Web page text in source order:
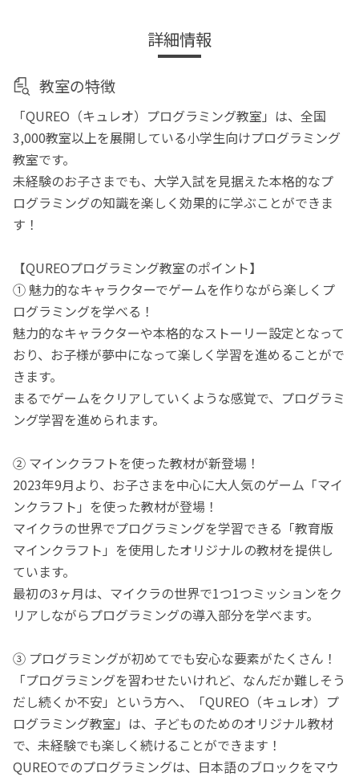
詳細情報
教室の特徴
「QUREO（キュレオ）プログラミング教室」は、全国
3,000教室以上を展開している小学生向けプログラミング
教室です。
未経験のお子さまでも、大学入試を見据えた本格的なプ
ログラミングの知識を楽しく効果的に学ぶことができま
す！
【QUREOプログラミング教室のポイント】
① 魅力的なキャラクターでゲームを作りながら楽しくプ
ログラミングを学べる！
魅力的なキャラクターや本格的なストーリー設定となって
おり、お子様が夢中になって楽しく学習を進めることがで
きます。
まるでゲームをクリアしていくような感覚で、プログラミ
ング学習を進められます。
② マインクラフトを使った教材が新登場！
2023年9月より、お子さまを中心に大人気のゲーム「マイ
ンクラフト」を使った教材が登場！
マイクラの世界でプログラミングを学習できる「教育版
マインクラフト」を使用したオリジナルの教材を提供し
ています。
最初の3ヶ月は、マイクラの世界で1つ1つミッションをク
リアしながらプログラミングの導入部分を学べます。
③ プログラミングが初めてでも安心な要素がたくさん！
「プログラミングを習わせたいけれど、なんだか難しそう
だし続くか不安」という方へ、「QUREO（キュレオ）プ
ログラミング教室」は、子どものためのオリジナル教材
で、未経験でも楽しく続けることができます！
QUREOでのプログラミングは、日本語のブロックをマウ